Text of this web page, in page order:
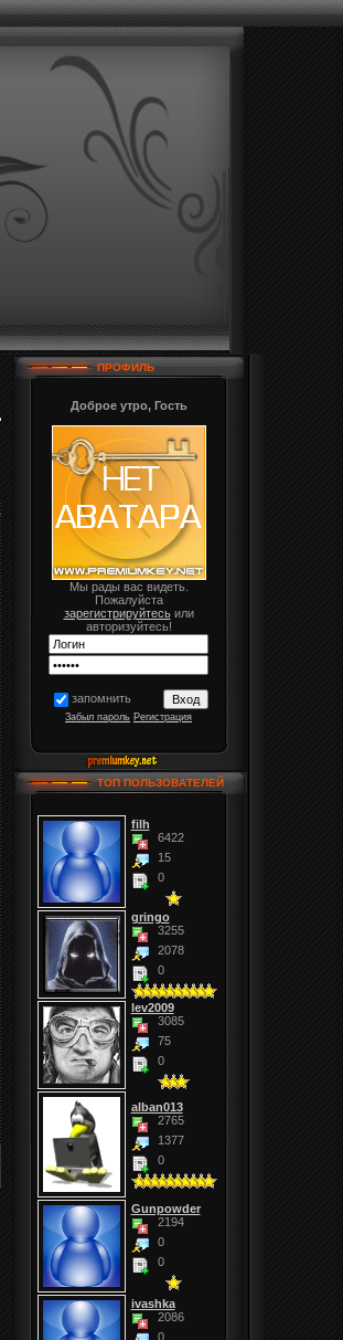
ПРОФИЛЬ
Доброе утро, Гость
Мы рады вас видеть.
Пожалуйста
зарегистрируйтесьили
авторизуйтесь!
запомнить
Забыл пароль Регистрация
ТОП ПОЛЬЗОВАТЕЛЕЙ
filh
6422
15
0
gringo
3255
2078
0
lev2009
3085
75
0
alban013
2765
1377
0
Gunpowder
2194
0
0
ivashka
2086
0